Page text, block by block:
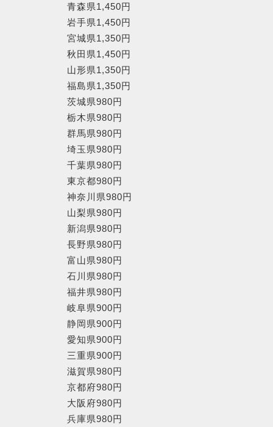
青森県1,450円
岩手県1,450円
宮城県1,350円
秋田県1,450円
山形県1,350円
福島県1,350円
茨城県980円
栃木県980円
群馬県980円
埼玉県980円
千葉県980円
東京都980円
神奈川県980円
山梨県980円
新潟県980円
長野県980円
富山県980円
石川県980円
福井県980円
岐阜県900円
静岡県900円
愛知県900円
三重県900円
滋賀県980円
京都府980円
大阪府980円
兵庫県980円